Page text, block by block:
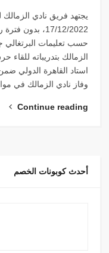
يجتهد فريق نادي الزمالك
17/12/2022،
حسب تعليمات البرتغالي
وفاز نادي الزمالك في
Continue reading
أحدث كوبونات الخصم